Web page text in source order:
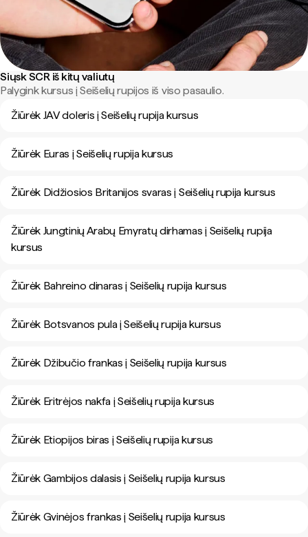
Siųsk SCR iš kitų valiutų
Palygink kursus į Seišelių rupijos iš viso pasaulio.
Žiūrėk JAV doleris į Seišelių rupija kursus
Žiūrėk Euras į Seišelių rupija kursus
Žiūrėk Didžiosios Britanijos svaras į Seišelių rupija kursus
Žiūrėk Jungtinių Arabų Emyratų dirhamas į Seišelių rupija
kursus
Žiūrėk Bahreino dinaras į Seišelių rupija kursus
Žiūrėk Botsvanos pula į Seišelių rupija kursus
Žiūrėk Džibučio frankas į Seišelių rupija kursus
Žiūrėk Eritrėjos nakfa į Seišelių rupija kursus
Žiūrėk Etiopijos biras į Seišelių rupija kursus
Žiūrėk Gambijos dalasis į Seišelių rupija kursus
Žiūrėk Gvinėjos frankas į Seišelių rupija kursus